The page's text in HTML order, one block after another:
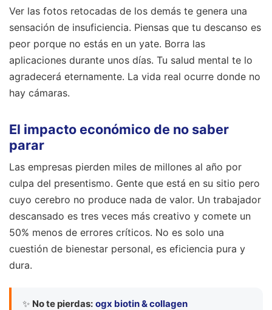
Ver las fotos retocadas de los demás te genera una
sensación de insuficiencia. Piensas que tu descanso es
peor porque no estás en un yate. Borra las
aplicaciones durante unos días. Tu salud mental te lo
agradecerá eternamente. La vida real ocurre donde no
hay cámaras.
El impacto económico de no saber
parar
Las empresas pierden miles de millones al año por
culpa del presentismo. Gente que está en su sitio pero
cuyo cerebro no produce nada de valor. Un trabajador
descansado es tres veces más creativo y comete un
50% menos de errores críticos. No es solo una
cuestión de bienestar personal, es eficiencia pura y
dura.
✨ No te pierdas: ogx biotin & collagen